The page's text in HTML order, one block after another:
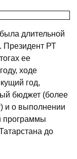
длительной
Президент РТ
ее
ходе
год,
бюджет (более
и о выполнении
программы
до